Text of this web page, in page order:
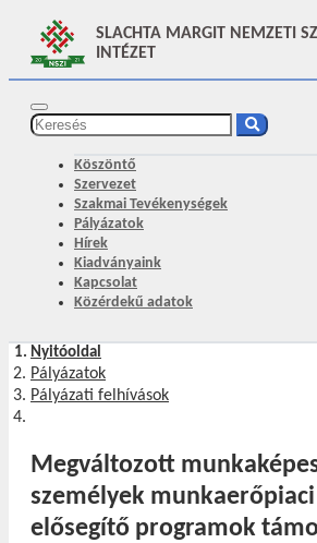
SLACHTA MARGIT NEMZETI
INTÉZET
Köszöntő
Szervezet
Szakmai Tevékenységek
Pályázatok
Hírek
Kiadványaink
Kapcsolat
Közérdekű adatok
Nyitóoldal
Pályázatok
Pályázati felhívások
Megváltozott
személyek
elősegítő programok